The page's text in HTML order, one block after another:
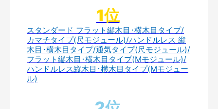
スタンダード フラット縦木目･横木目タイプ/
カマチタイプ(尺モジュール)/ハンドルレス 縦
木目･横木目タイプ/通気タイプ(尺モジュール)/
フラット縦木目･横木目タイプ(Mモジュール)/
ハンドルレス縦木目･横木目タイプ(Mモジュー
ル)